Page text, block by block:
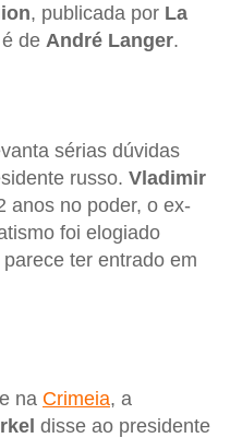
, publicada por La
de André Langer.
sérias dúvidas
russo. Vladimir
anos no poder, o ex-
foi elogiado
parece ter entrado em
na Crimeia, a
disse ao presidente